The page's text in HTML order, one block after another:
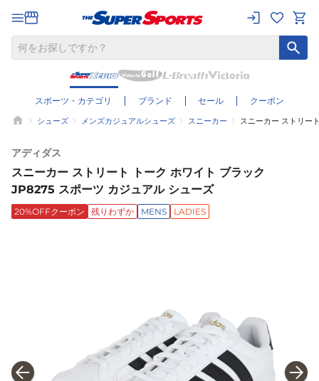
スポーツ・カテゴリ ブランド セール クーポン
シューズ メンズカジュアルシューズ スニーカー スニーカー ストリー
アディダス
スニーカー ストリート トーク ホワイト ブラック
JP8275 スポーツ カジュアル シューズ
20%OFFクーポン 残りわずか MENS LADIES